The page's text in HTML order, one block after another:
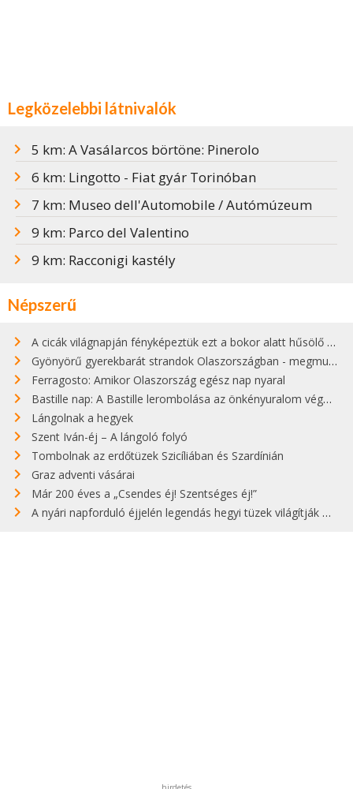
Legközelebbi látnivalók
5 km: A Vasálarcos börtöne: Pinerolo
6 km: Lingotto - Fiat gyár Torinóban
7 km: Museo dell'Automobile / Autómúzeum
9 km: Parco del Valentino
9 km: Racconigi kastély
Népszerű
A cicák világnapján fényképeztük ezt a bokor alatt hűsölő cicát Kisorosziban
Gyönyörű gyerekbarát strandok Olaszországban - megmutatjuk a 15 legjobbat
Ferragosto: Amikor Olaszország egész nap nyaral
Bastille nap: A Bastille lerombolása az önkényuralom végét jelentette
Lángolnak a hegyek
Szent Iván-éj – A lángoló folyó
Tombolnak az erdőtüzek Szicíliában és Szardínián
Graz adventi vásárai
Már 200 éves a „Csendes éj! Szentséges éj!”
A nyári napforduló éjjelén legendás hegyi tüzek világítják meg Zugspitzét